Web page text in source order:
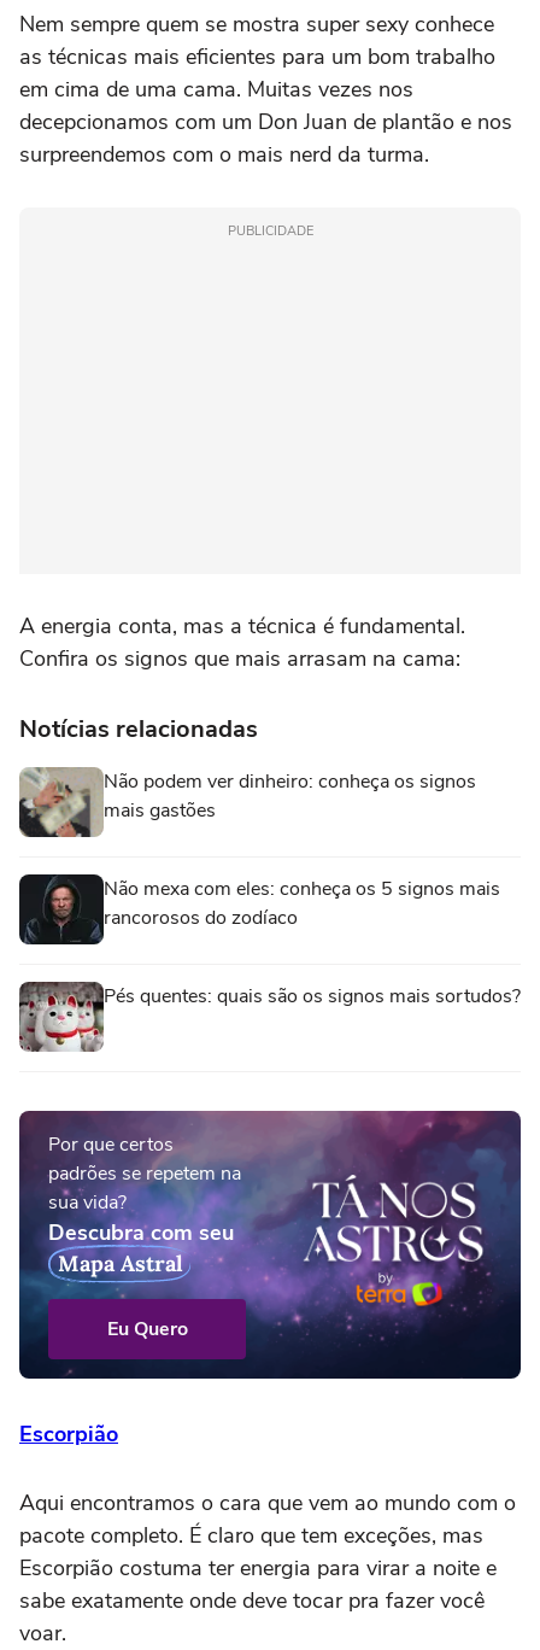
Nem sempre quem se mostra super sexy conhece
as técnicas mais eficientes para um bom trabalho
em cima de uma cama. Muitas vezes nos
decepcionamos com um Don Juan de plantão e nos
surpreendemos com o mais nerd da turma.
PUBLICIDADE
A energia conta, mas a técnica é fundamental.
Confira os signos que mais arrasam na cama:
Notícias relacionadas
Não podem ver dinheiro: conheça os signos
mais gastões
Não mexa com eles: conheça os 5 signos mais
rancorosos do zodíaco
Pés quentes: quais são os signos mais sortudos?
Por que certos
padrões se repetem na
sua vida?
Descubra com seu
Mapa Astral
Eu Quero
Escorpião
Aqui encontramos o cara que vem ao mundo com o
pacote completo. É claro que tem exceções, mas
Escorpião costuma ter energia para virar a noite e
sabe exatamente onde deve tocar pra fazer você
voar.